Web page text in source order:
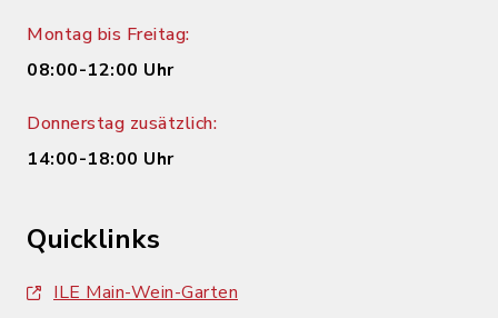
Montag bis Freitag:
08:00-12:00 Uhr
Donnerstag zusätzlich:
14:00-18:00 Uhr
Quicklinks
ILE Main-Wein-Garten